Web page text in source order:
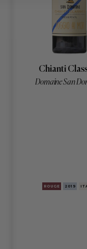
Chianti
Domaine San
ROUGE 2019